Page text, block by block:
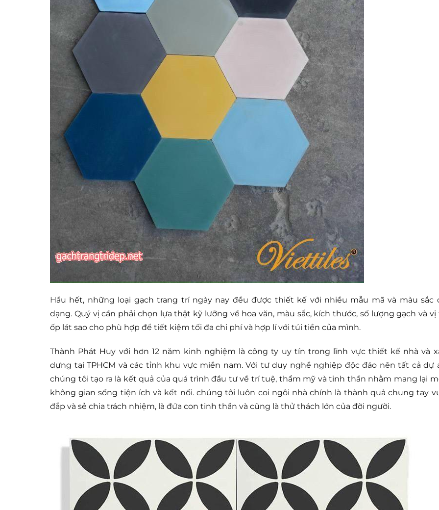
Hầu hết, những loại gạch trang trí ngày nay đều được thiết kế với nhiều mẫu mã và màu sắc
dạng. Quý vị cần phải chọn lựa thật kỹ lưỡng về hoa văn, màu sắc, kích thước, số lượng gạch và vị
ốp lát sao cho phù hợp để tiết kiệm tối đa chi phí và hợp lí với túi tiền của mình.
Thành Phát Huy với hơn 12 năm kinh nghiệm là công ty uy tín trong lĩnh vực thiết kế nhà và
dựng tại TPHCM và các tỉnh khu vực miền nam. Với tư duy nghề nghiệp độc đáo nên tất cả dự
chúng tôi tạo ra là kết quả của quá trình đầu tư về trí tuệ, thẩm mỹ và tinh thần nhằm mang lại
không gian sống tiện ích và kết nối. chúng tôi luôn coi ngôi nhà chính là thành quả chung tay
đắp và sẻ chia trách nhiệm, là đứa con tinh thần và cũng là thử thách lớn của đời người.